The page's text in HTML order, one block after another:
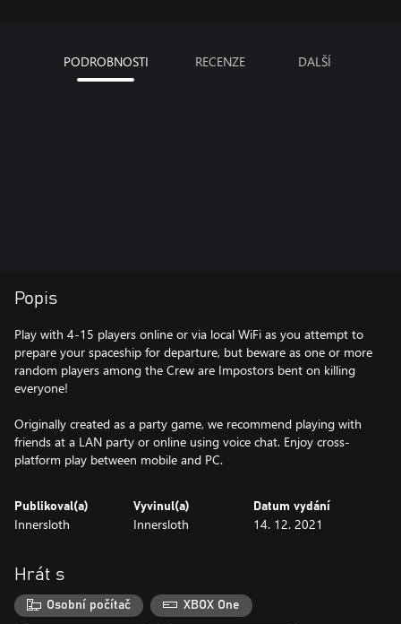
PODROBNOSTI RECENZE DALŠÍ
Popis
Play with 4-15 players online or via local WiFi as you attempt to
prepare your spaceship for departure, but beware as one or more
random players among the Crew are Impostors bent on killing
everyone!
Originally created as a party game, we recommend playing with
friends at a LAN party or online using voice chat. Enjoy cross-
platform play between mobile and PC.
Publikoval(a)
Innersloth
Vyvinul(a)
Innersloth
Datum vydání
14. 12. 2021
Hrát s
Osobní počítač XBOX One